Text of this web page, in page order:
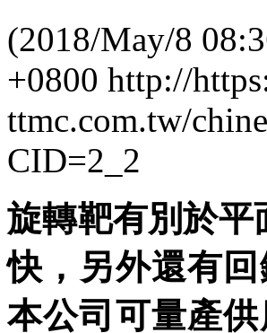
(2018/May/8
+0800 http://
ttmc.com.tw/
CID=2_2
旋轉靶有別於平
快，另外還有
本公司可量產